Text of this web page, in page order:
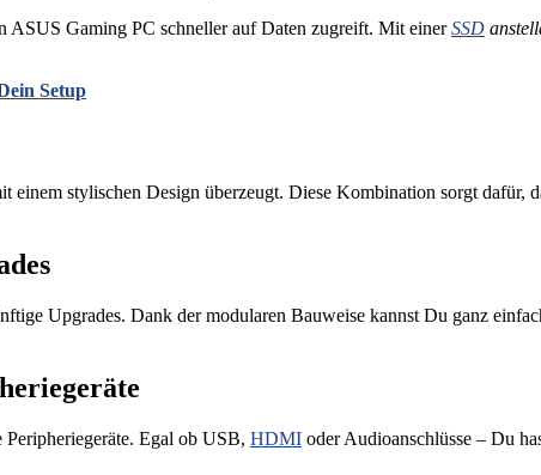
ASUS Gaming PC schneller auf Daten zugreift. Mit einerSSD
Setup
einem stylischen Design überzeugt. Diese Kombination sorgt dafür,
Upgrades. Dank der modularen Bauweise kannst Du ganz
Peripheriegeräte. Egal ob USB, HDMI oder Audioanschlüsse – Du